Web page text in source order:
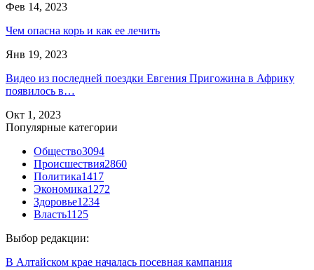
Фев 14, 2023
Чем опасна корь и как ее лечить
Янв 19, 2023
Видео из последней поездки Евгения Пригожина в Африку
появилось в…
Окт 1, 2023
Популярные категории
Общество3094
Происшествия2860
Политика1417
Экономика1272
Здоровье1234
Власть1125
Выбор редакции:
В Алтайском крае началась посевная кампания